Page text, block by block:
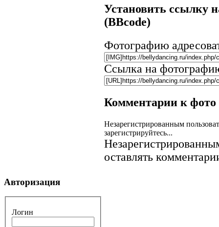
Установить ссылку
(BBcode)
Фотографию
Ссылка на
Комментарии к фото
Незарегистрированным
зарегистрируйтесь...
оставлять
Авторизация
Логин